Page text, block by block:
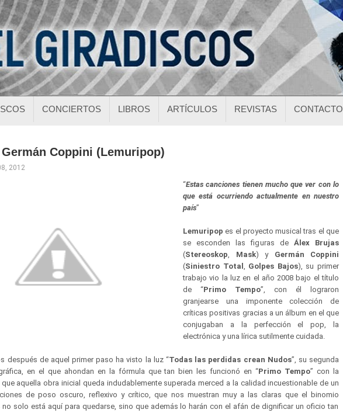
CONCIERTOS LIBROS ARTÍCULOS REVISTAS CONTACTO
Coppini (Lemuripop)
2012
“Estas canciones tienen mucho que ver con lo
que está ocurriendo actualmente en nuestro
país”
Lemuripop es el proyecto musical tras el que
se esconden las figuras de Álex Brujas
(Stereoskop, Mask) y Germán Coppini
(Siniestro Total , Golpes Bajos), su primer
trabajo vio la luz en el año 2008 bajo el título
de “Primo Tempo”, con él lograron
granjearse una imponente colección de
críticas positivas gracias a un álbum en el que
conjugaban a la perfección el pop, la
electrónica y una lírica sutilmente cuidada.
después de aquel primer paso ha visto la luz “Todas las perdidas crean Nudos”, su segunda
en el que ahondan en la fórmula que tan bien les funcionó en “Primo Tempo” con la
aquella obra inicial queda indudablemente superada merced a la calidad incuestionable de un
de poso oscuro, reflexivo y crítico, que nos muestran muy a las claras que el binomio
no solo está aquí para quedarse, sino que además lo harán con el afán de dignificar un oficio tan